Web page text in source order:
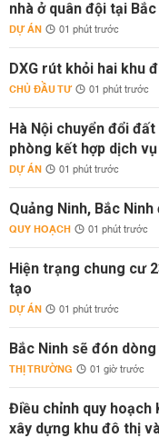
nhà ở quân đội tại Bắc
DỰ ÁN 01 phút trước
DXG rút khỏi hai khu
CHỦ ĐẦU TƯ 01 phút trước
Hà Nội chuyển đổi
phòng kết hợp dịch
DỰ ÁN 01 phút trước
Quảng Ninh, Bắc
QUY HOẠCH 01 phút trước
Hiện trạng chung cư
tạo
DỰ ÁN 01 phút trước
Bắc Ninh sẽ đón
THỊ TRƯỜNG 01 giờ trước
Điều chỉnh quy hoạch
xây dựng khu đô thị